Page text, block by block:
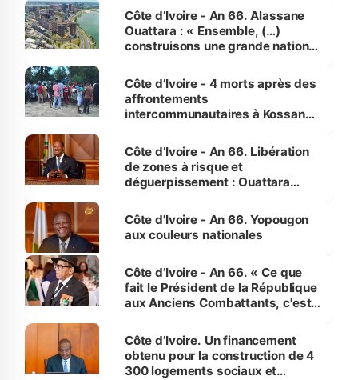
enfants
Côte d’Ivoire - An 66. Alassane
Ouattara : « Ensemble, (…)
construisons une grande nation
générations futures »
Côte d’Ivoire - 4 morts après des
affrontements
intercommunautaires à Kossandji
milieu des sinistrés
Côte d’Ivoire - An 66. Libération
de zones à risque et
déguerpissement : Ouattara
l'Etat de droit pour préserver les
vies humaines »
Côte d'Ivoire - An 66. Yopougon
aux couleurs nationales
Côte d’Ivoire - An 66. « Ce que
fait le Président de la République
aux Anciens Combattants, c'est
Côte d’Ivoire. Un financement
obtenu pour la construction de 4
300 logements sociaux et